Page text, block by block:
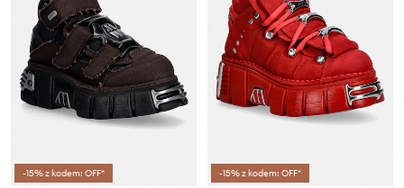
-15% z kodem: OFF* -15% z kodem: OFF*